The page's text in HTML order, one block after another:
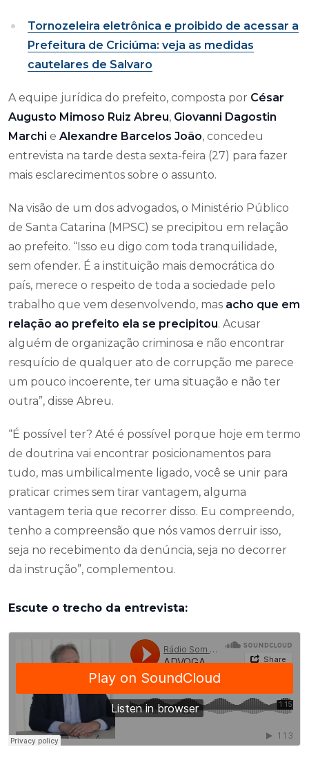
Tornozeleira eletrônica e proibido de acessar a
Prefeitura de Criciúma: veja as medidas
cautelares de Salvaro
A equipe jurídica do prefeito, composta por César
Augusto Mimoso Ruiz Abreu, Giovanni Dagostin
Marchi e Alexandre Barcelos João, concedeu
entrevista na tarde desta sexta-feira (27) para fazer
mais esclarecimentos sobre o assunto.
Na visão de um dos advogados, o Ministério Público
de Santa Catarina (MPSC) se precipitou em relação
ao prefeito. “Isso eu digo com toda tranquilidade,
sem ofender. É a instituição mais democrática do
país, merece o respeito de toda a sociedade pelo
trabalho que vem desenvolvendo, mas acho que em
relação ao prefeito ela se precipitou. Acusar
alguém de organização criminosa e não encontrar
resquício de qualquer ato de corrupção me parece
um pouco incoerente, ter uma situação e não ter
outra”, disse Abreu.
“É possível ter? Até é possível porque hoje em termo
de doutrina vai encontrar posicionamentos para
tudo, mas umbilicalmente ligado, você se unir para
praticar crimes sem tirar vantagem, alguma
vantagem teria que recorrer disso. Eu compreendo,
tenho a compreensão que nós vamos derruir isso,
seja no recebimento da denúncia, seja no decorrer
da instrução”, complementou.
Escute o trecho da entrevista: